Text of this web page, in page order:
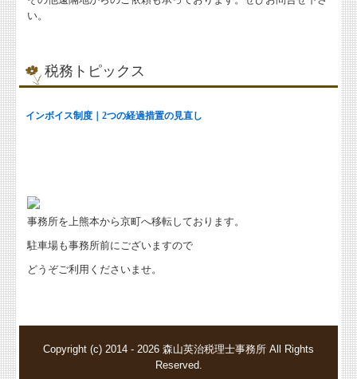
い。
税務トピックス
事務所を上熊本から京町へ移転しております。
駐車場も事務所前にございますので
どうぞご利用くださいませ。
Copyright (c) 2014 - 2026 森山英治税理士事務所 All Rights
Reserved.